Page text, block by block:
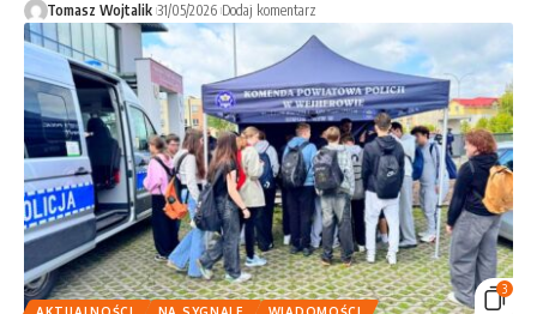
Tomasz Wojtalik 31/05/2026 Dodaj komentarz
3